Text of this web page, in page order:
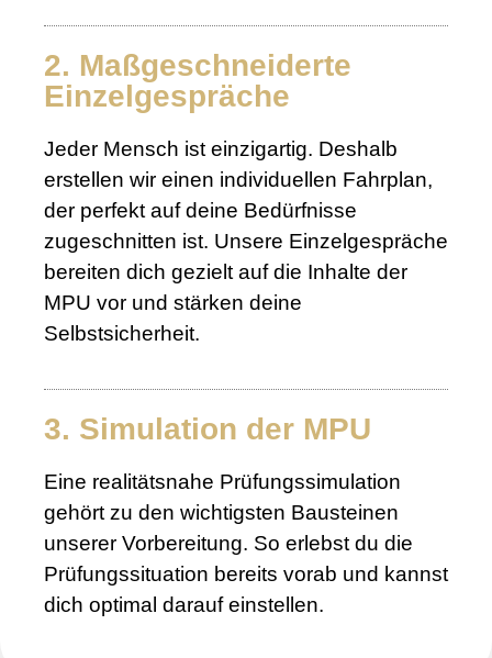
2. Maßgeschneiderte
Einzelgespräche
Jeder Mensch ist einzigartig. Deshalb
erstellen wir einen individuellen Fahrplan,
der perfekt auf deine Bedürfnisse
zugeschnitten ist. Unsere Einzelgespräche
bereiten dich gezielt auf die Inhalte der
MPU vor und stärken deine
Selbstsicherheit.
3. Simulation der MPU
Eine realitätsnahe Prüfungssimulation
gehört zu den wichtigsten Bausteinen
unserer Vorbereitung. So erlebst du die
Prüfungssituation bereits vorab und kannst
dich optimal darauf einstellen.